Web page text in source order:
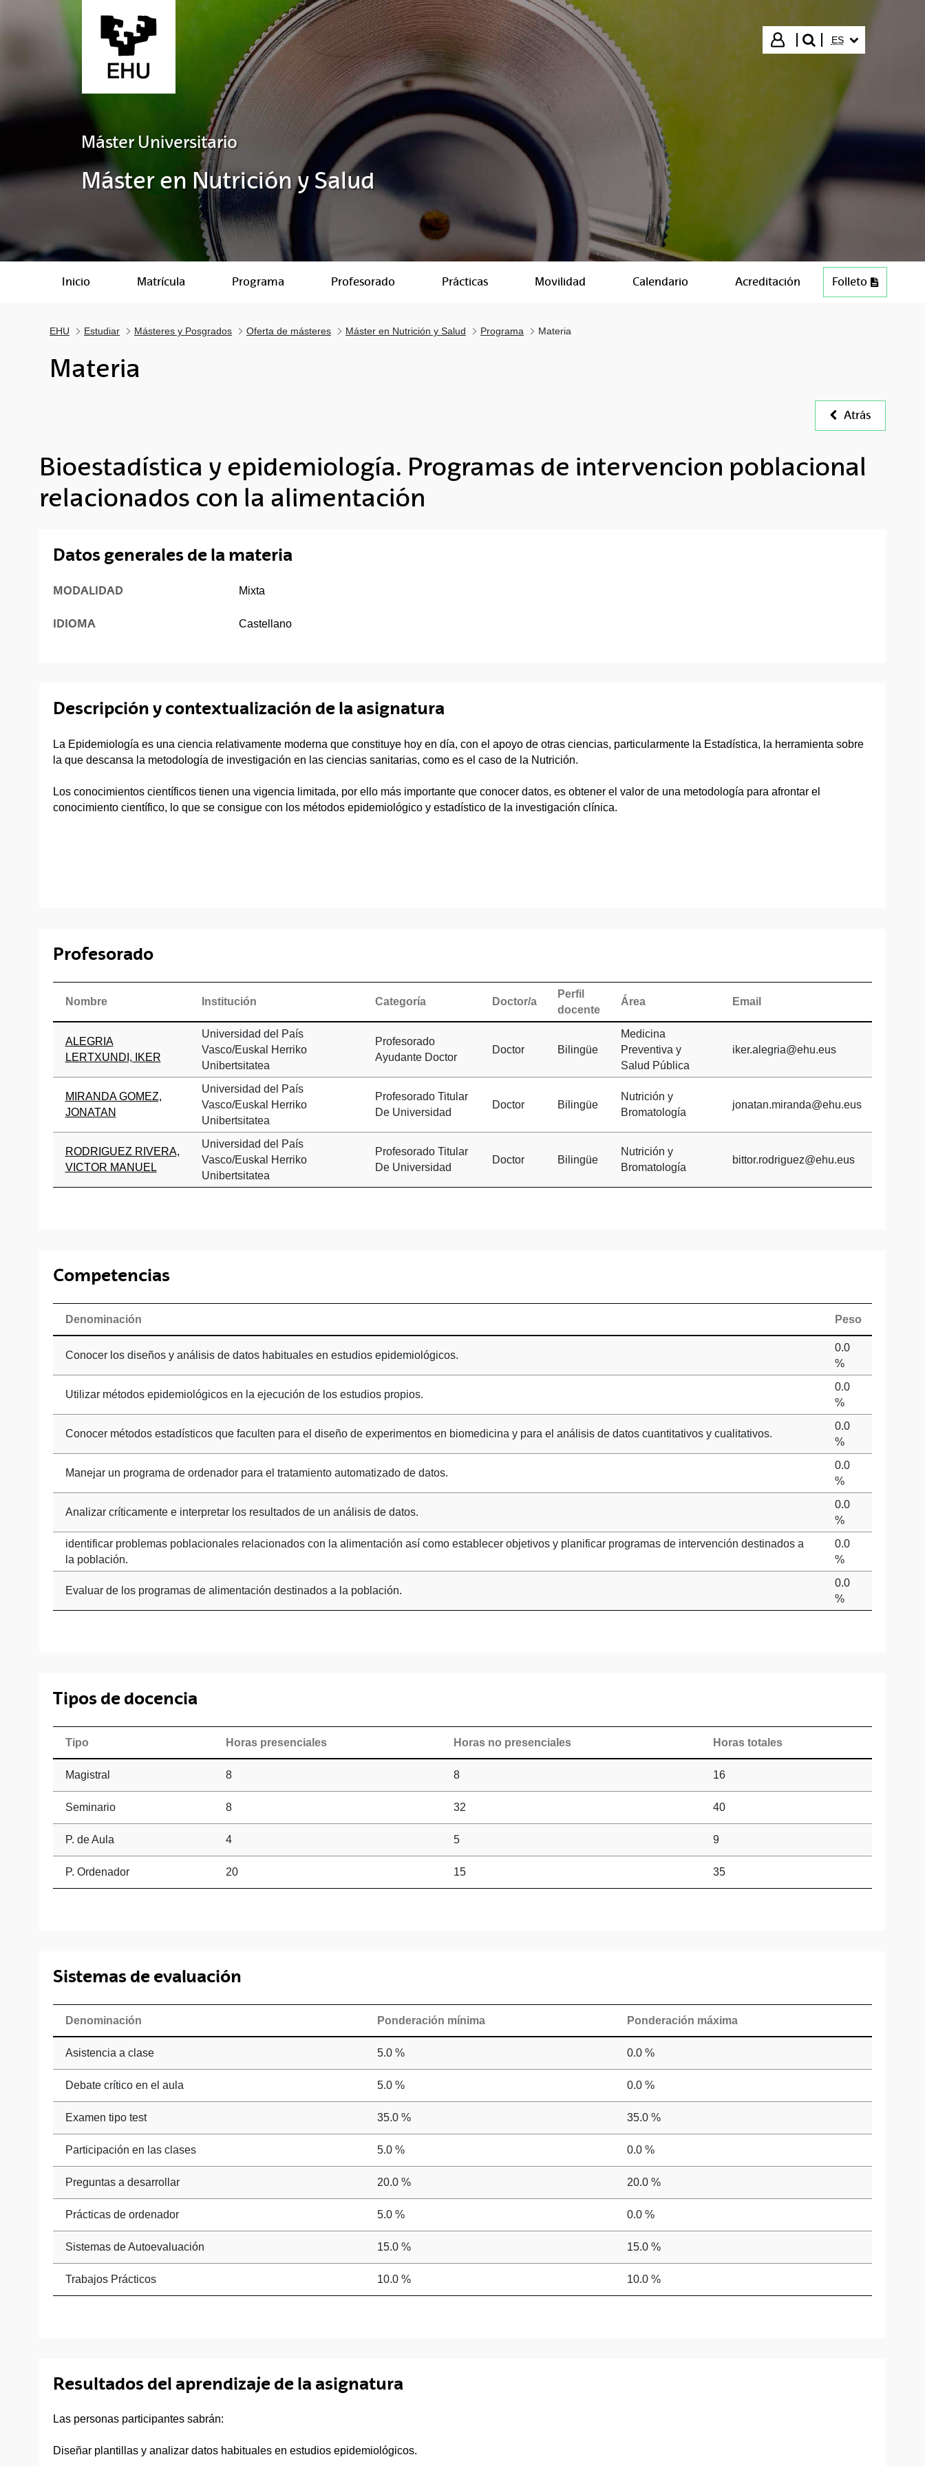
Iniciar sesión
buscar"
ES
Máster Universitario
Máster en Nutrición y Salud
Inicio Matrícula Programa Profesorado Prácticas Movilidad Calendario Acreditación FolletoPDF (202 KB)
EHU Estudiar Másteres y Posgrados Oferta de másteres Máster en Nutrición y Salud Programa Materia
Materia
Atrás
Bioestadística y epidemiología. Programas de intervencion poblacional
relacionados con la alimentación
Datos generales de la materia
MODALIDAD Mixta
IDIOMA Castellano
Descripción y contextualización de la asignatura
La Epidemiología es una ciencia relativamente moderna que constituye hoy en día, con el apoyo de otras ciencias, particularmente la Estadística, la herramienta sobre
la que descansa la metodología de investigación en las ciencias sanitarias, como es el caso de la Nutrición.
Los conocimientos científicos tienen una vigencia limitada, por ello más importante que conocer datos, es obtener el valor de una metodología para afrontar el
conocimiento científico, lo que se consigue con los métodos epidemiológico y estadístico de la investigación clínica.
Profesorado
Nombre Institución Categoría Doctor/a
Perfil
docente
Área Email
ALEGRIA
LERTXUNDI, IKER
Universidad del País
Vasco/Euskal Herriko
Unibertsitatea
Profesorado
Ayudante Doctor
Doctor Bilingüe
Medicina
Preventiva y
Salud Pública
iker.alegria@ehu.eus
MIRANDA GOMEZ,
JONATAN
Universidad del País
Vasco/Euskal Herriko
Unibertsitatea
Profesorado Titular
De Universidad
Doctor Bilingüe
Nutrición y
Bromatología
jonatan.miranda@ehu.eus
RODRIGUEZ RIVERA,
VICTOR MANUEL
Universidad del País
Vasco/Euskal Herriko
Unibertsitatea
Profesorado Titular
De Universidad
Doctor Bilingüe
Nutrición y
Bromatología
bittor.rodriguez@ehu.eus
Competencias
Denominación Peso
Conocer los diseños y análisis de datos habituales en estudios epidemiológicos.
0.0
%
Utilizar métodos epidemiológicos en la ejecución de los estudios propios.
0.0
%
Conocer métodos estadísticos que faculten para el diseño de experimentos en biomedicina y para el análisis de datos cuantitativos y cualitativos.
0.0
%
Manejar un programa de ordenador para el tratamiento automatizado de datos.
0.0
%
Analizar críticamente e interpretar los resultados de un análisis de datos.
0.0
%
identificar problemas poblacionales relacionados con la alimentación así como establecer objetivos y planificar programas de intervención destinados a
la población.
0.0
%
Evaluar de los programas de alimentación destinados a la población.
0.0
%
Tipos de docencia
Tipo Horas presenciales Horas no presenciales Horas totales
Magistral 8 8 16
Seminario 8 32 40
P. de Aula 4 5 9
P. Ordenador 20 15 35
Sistemas de evaluación
Denominación Ponderación mínima Ponderación máxima
Asistencia a clase 5.0 % 0.0 %
Debate crítico en el aula 5.0 % 0.0 %
Examen tipo test 35.0 % 35.0 %
Participación en las clases 5.0 % 0.0 %
Preguntas a desarrollar 20.0 % 20.0 %
Prácticas de ordenador 5.0 % 0.0 %
Sistemas de Autoevaluación 15.0 % 15.0 %
Trabajos Prácticos 10.0 % 10.0 %
Resultados del aprendizaje de la asignatura
Las personas participantes sabrán:
Diseñar plantillas y analizar datos habituales en estudios epidemiológicos.